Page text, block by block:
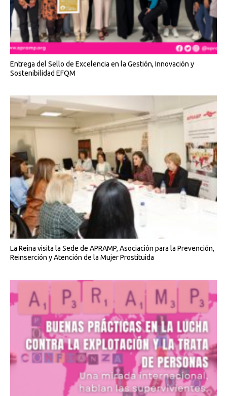
Entrega del Sello de Excelencia en la Gestión, Innovación y
Sostenibilidad EFQM
La Reina visita la Sede de APRAMP, Asociación para la Prevención,
Reinserción y Atención de la Mujer Prostituida